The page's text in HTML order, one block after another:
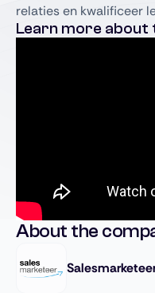
relaties en kwalificeer
Learn more about
About the